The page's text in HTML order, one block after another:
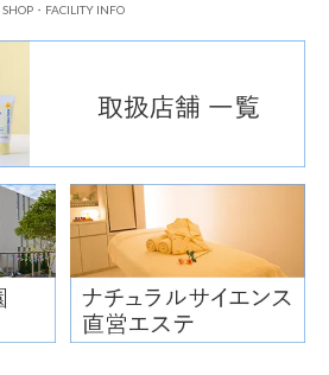
SHOP・FACILITY INFO